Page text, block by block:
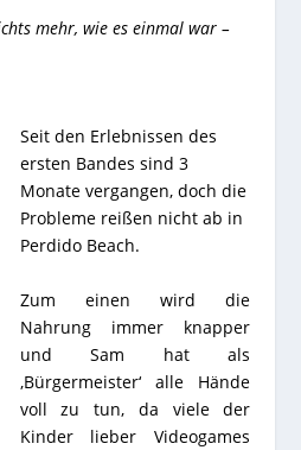
mehr, wie es einmal war –
Seit den Erlebnissen des
ersten Bandes sind 3
Monate vergangen, doch die
Probleme reißen nicht ab in
Perdido Beach.
Zum einen wird die
Nahrung immer knapper
und Sam hat als
‚Bürgermeister‘ alle Hände
voll zu tun, da viele der
Kinder lieber Videogames